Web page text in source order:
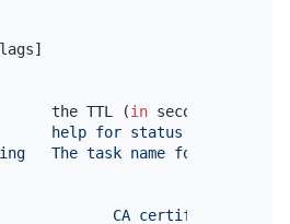
the TTL (
in seconds) that
help for status
The task name for backup
CA certificate path